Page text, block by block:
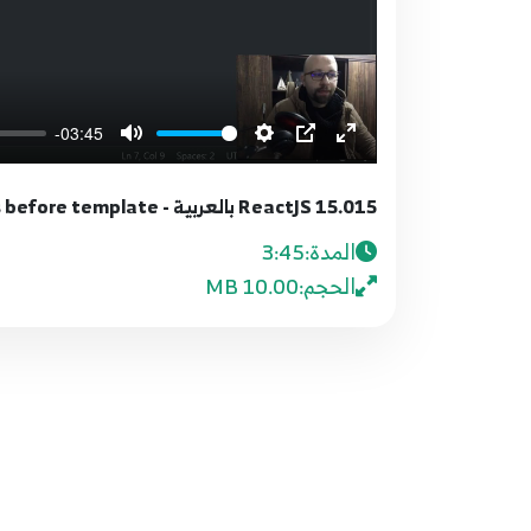
-03:45
15.015 ReactJS بالعربية - Conditions & Loop - conditions before template
المدة:3:45
الحجم:10.00 MB